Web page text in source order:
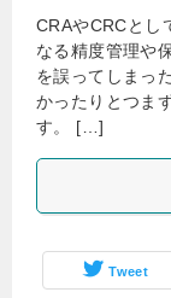
CRAやCRCとし
なる精度管理や
を誤ってしまっ
かったりとつま
す。 […]
Tweet